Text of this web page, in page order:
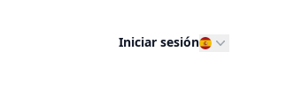
Iniciar sesión